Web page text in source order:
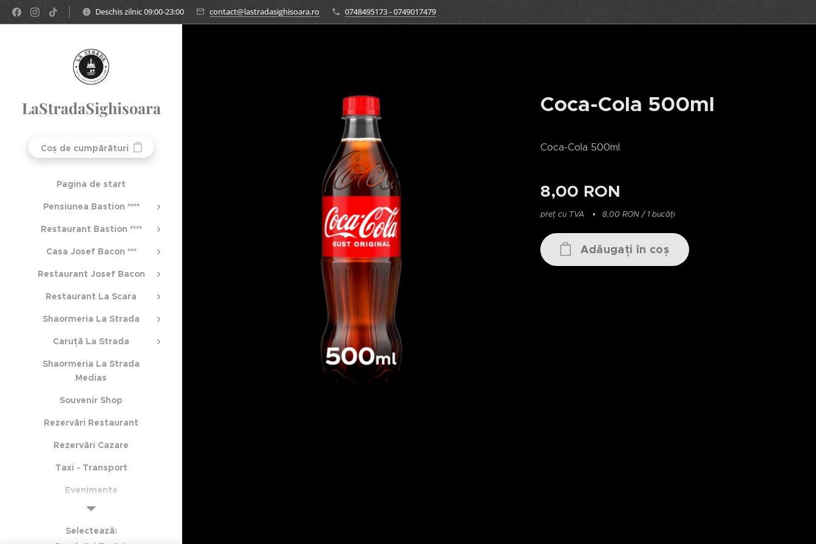
Deschis zilnic 09:00-23:00 contact@lastradasighisoara.ro 0748495173 - 0749017479
LaStradaSighisoara
Coș de cumpărături
Pagina de start
Pensiunea Bastion ****
Restaurant Bastion ****
Casa Josef Bacon ***
Restaurant Josef Bacon
Restaurant La Scara
Shaormeria La Strada
Caruță La Strada
Shaormeria La Strada
Medias
Souvenir Shop
Rezervări Restaurant
Rezervări Cazare
Taxi - Transport
Evenimente
Coca-Cola 500ml
Coca-Cola 500ml
8,00 RON
preț cu TVA 8,00 RON / 1 bucăți
Adăugați în coș
Selectează